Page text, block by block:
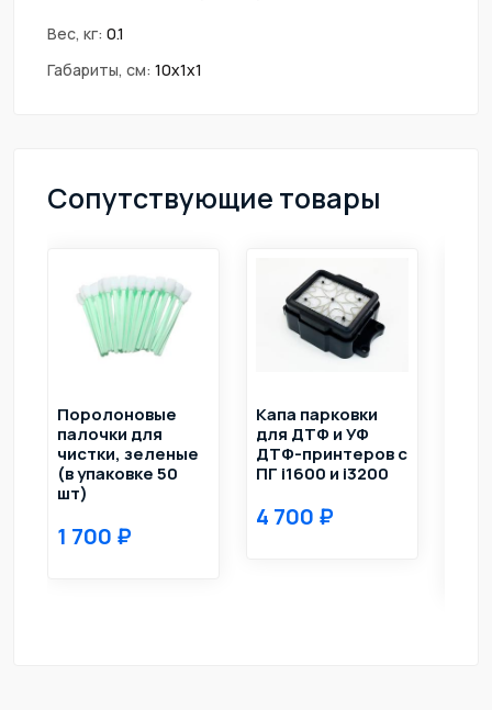
Вес, кг: 0.1
Габариты, см: 10х1х1
Сопутствующие товары
Поролоновые
палочки для
чистки, зеленые
(в упаковке 50
шт)
1 700
Капа парковки
для ДТФ и УФ
ДТФ-принтеров с
ПГ i1600 и i3200
4 700